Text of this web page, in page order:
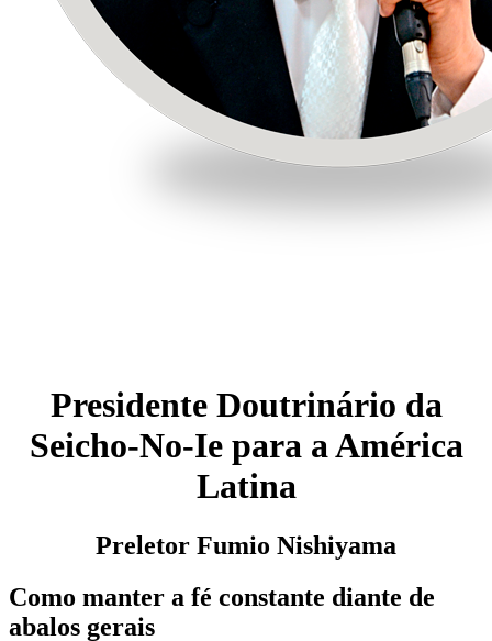
Presidente Doutrinário da
Seicho-No-Ie para a América
Latina
Preletor Fumio Nishiyama
Como manter a fé constante diante de
abalos gerais